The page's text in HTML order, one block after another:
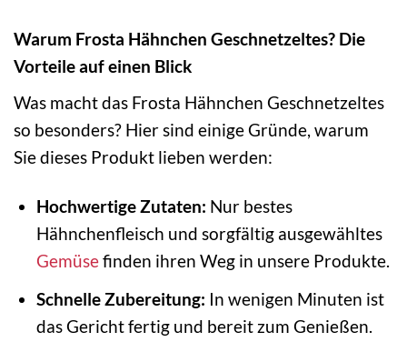
Warum Frosta Hähnchen Geschnetzeltes? Die
Vorteile auf einen Blick
Was macht das Frosta Hähnchen Geschnetzeltes
so besonders? Hier sind einige Gründe, warum
Sie dieses Produkt lieben werden:
Hochwertige Zutaten: Nur bestes
Hähnchenfleisch und sorgfältig ausgewähltes
Gemüsefinden ihren Weg in unsere Produkte.
Schnelle Zubereitung: In wenigen Minuten ist
das Gericht fertig und bereit zum Genießen.